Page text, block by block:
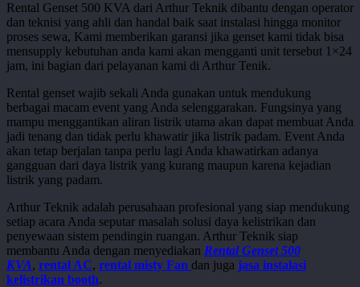
Rental Genset 500 KVA dari Arthur Teknik dibantu dengan operator
dan teknisi yang ahli dan handal baik saat instalasi hingga monitor
proses sewa, Kami memberikan garansi jika genset kami tidak bisa
mensupply kebutuhan anda kami akan mengganti unit tersebut 1×24
jam, ini bagian dari pelayanan kami di Arthur Tenik.
Rental genset wajib sekali Anda gunakan untuk mendukung
berbagai macam event yang Anda selenggarakan. Fungsinya yang
mampu menggantikan aliran listrik utama akan dapat membuat Anda
jadi tenang dan tidak perlu khawatir jika listrik padam. Event Anda
akan tetap berjalan tanpa perlu lagi Anda khawatirkan adanya
gangguan dari daya listrik yang kurang maupun karena kejadian
listrik yang padam.
Arthur Teknik adalah perusahaan profesional yang siap mendukung
setiap acara Anda seputar masalah solusi daya kelistrikan dan
penyewaan sistem pendingin ruangan. Arthur Teknik siap
membantu Anda dengan menyediakan Rental Genset 500
KVA, rental AC, rental misty Fan dan juga jasa instalasi
kelistrikan booth.